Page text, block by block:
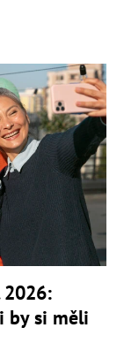
2026:
by si měli